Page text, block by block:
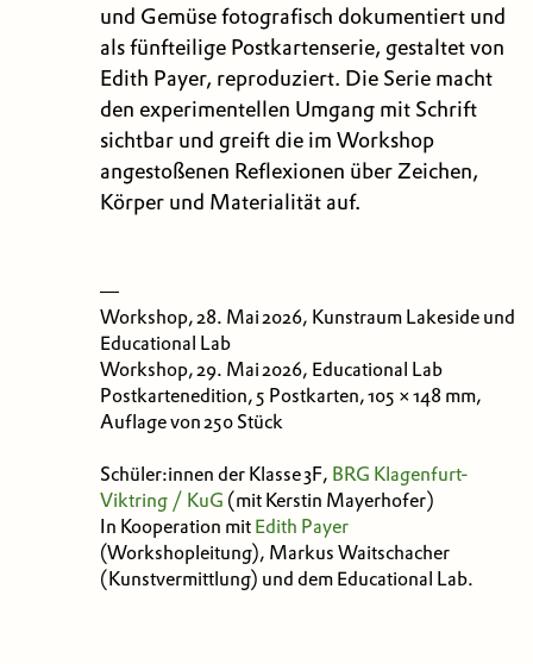
und Gemüse fotografisch dokumentiert und
als fünfteilige Postkartenserie, gestaltet von
Edith Payer, reproduziert. Die Serie macht
den experimentellen Umgang mit Schrift
sichtbar und greift die im Workshop
angestoßenen Reflexionen über Zeichen,
Körper und Materialität auf.
—
Workshop, 28. Mai 2026, Kunstraum Lakeside und
Educational Lab
Workshop, 29. Mai 2026, Educational Lab
Postkartenedition, 5 Postkarten, 105 × 148 mm,
Auflage von 250 Stück
Schüler:innen der Klasse 3F, BRG Klagenfurt-
Viktring / KuG (mit Kerstin Mayerhofer)
In Kooperation mit Edith Payer
(Workshopleitung), Markus Waitschacher
(Kunstvermittlung) und dem Educational Lab.